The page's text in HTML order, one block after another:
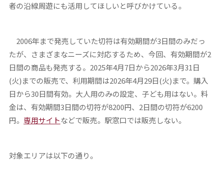
者の沿線周遊にも活用してほしいと呼びかけている。
2006年まで発売していた切符は有効期間が3日間のみだっ
たが、さまざまなニーズに対応するため、今回、有効期間が2
日間の商品も発売する。2025年4月7日から2026年3月31日
(火)までの販売で、利用期間は2026年4月29日(火)まで。購入
日から30日間有効。大人用のみの設定、子ども用はない。料
金は、有効期間3日間の切符が8200円、2日間の切符が6200
円。 専用サイトなどで販売。駅窓口では販売しない。
対象エリアは以下の通り。